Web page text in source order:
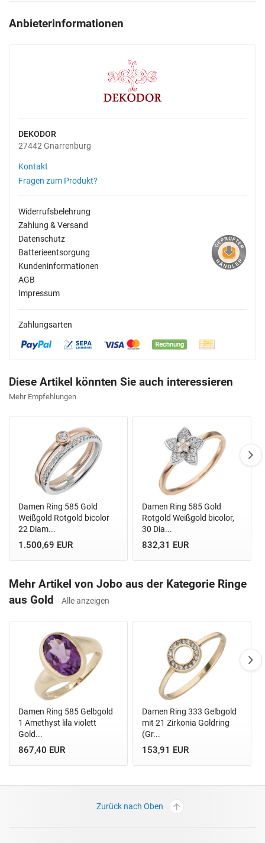
Anbieterinformationen
DEKODOR
27442 Gnarrenburg
Kontakt
Fragen zum Produkt?
Widerrufsbelehrung
Zahlung & Versand
Datenschutz
Batterieentsorgung
Kundeninformationen
AGB
Impressum
Zahlungsarten
Diese Artikel könnten Sie auch interessieren
Mehr Empfehlungen
Damen Ring 585 Gold
Weißgold Rotgold bicolor
22 Diam...
1.500,69 EUR
Damen Ring 585 Gold
Rotgold Weißgold bicolor,
30 Dia...
832,31 EUR
Mehr Artikel von Jobo aus der Kategorie Ringe
aus Gold
Alle anzeigen
Damen Ring 585 Gelbgold
1 Amethyst lila violett
Gold...
867,40 EUR
Damen Ring 333 Gelbgold
mit 21 Zirkonia Goldring
(Gr...
153,91 EUR
Zurück nach Oben